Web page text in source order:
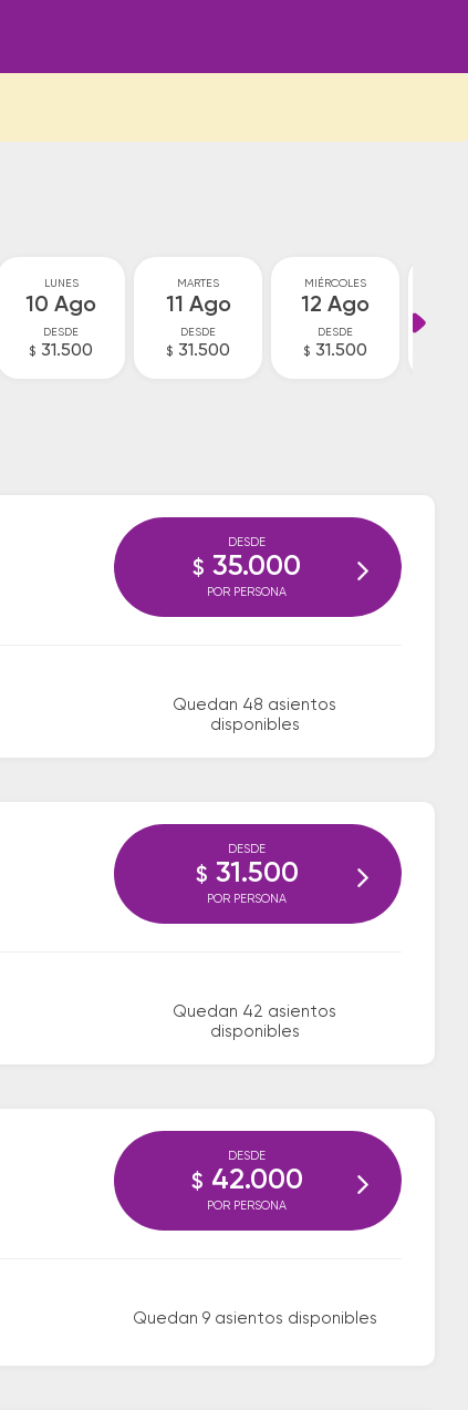
LUNES
10 Ago
DESDE
$ 31.500
MARTES
11 Ago
DESDE
$ 31.500
MIÉRCOLES
12 Ago
DESDE
$ 31.500
Quedan 48 asientos
disponibles
DESDE
$ 35.000
POR PERSONA
Quedan 42 asientos
disponibles
DESDE
$ 31.500
POR PERSONA
Quedan 9 asientos disponibles
DESDE
$ 42.000
POR PERSONA